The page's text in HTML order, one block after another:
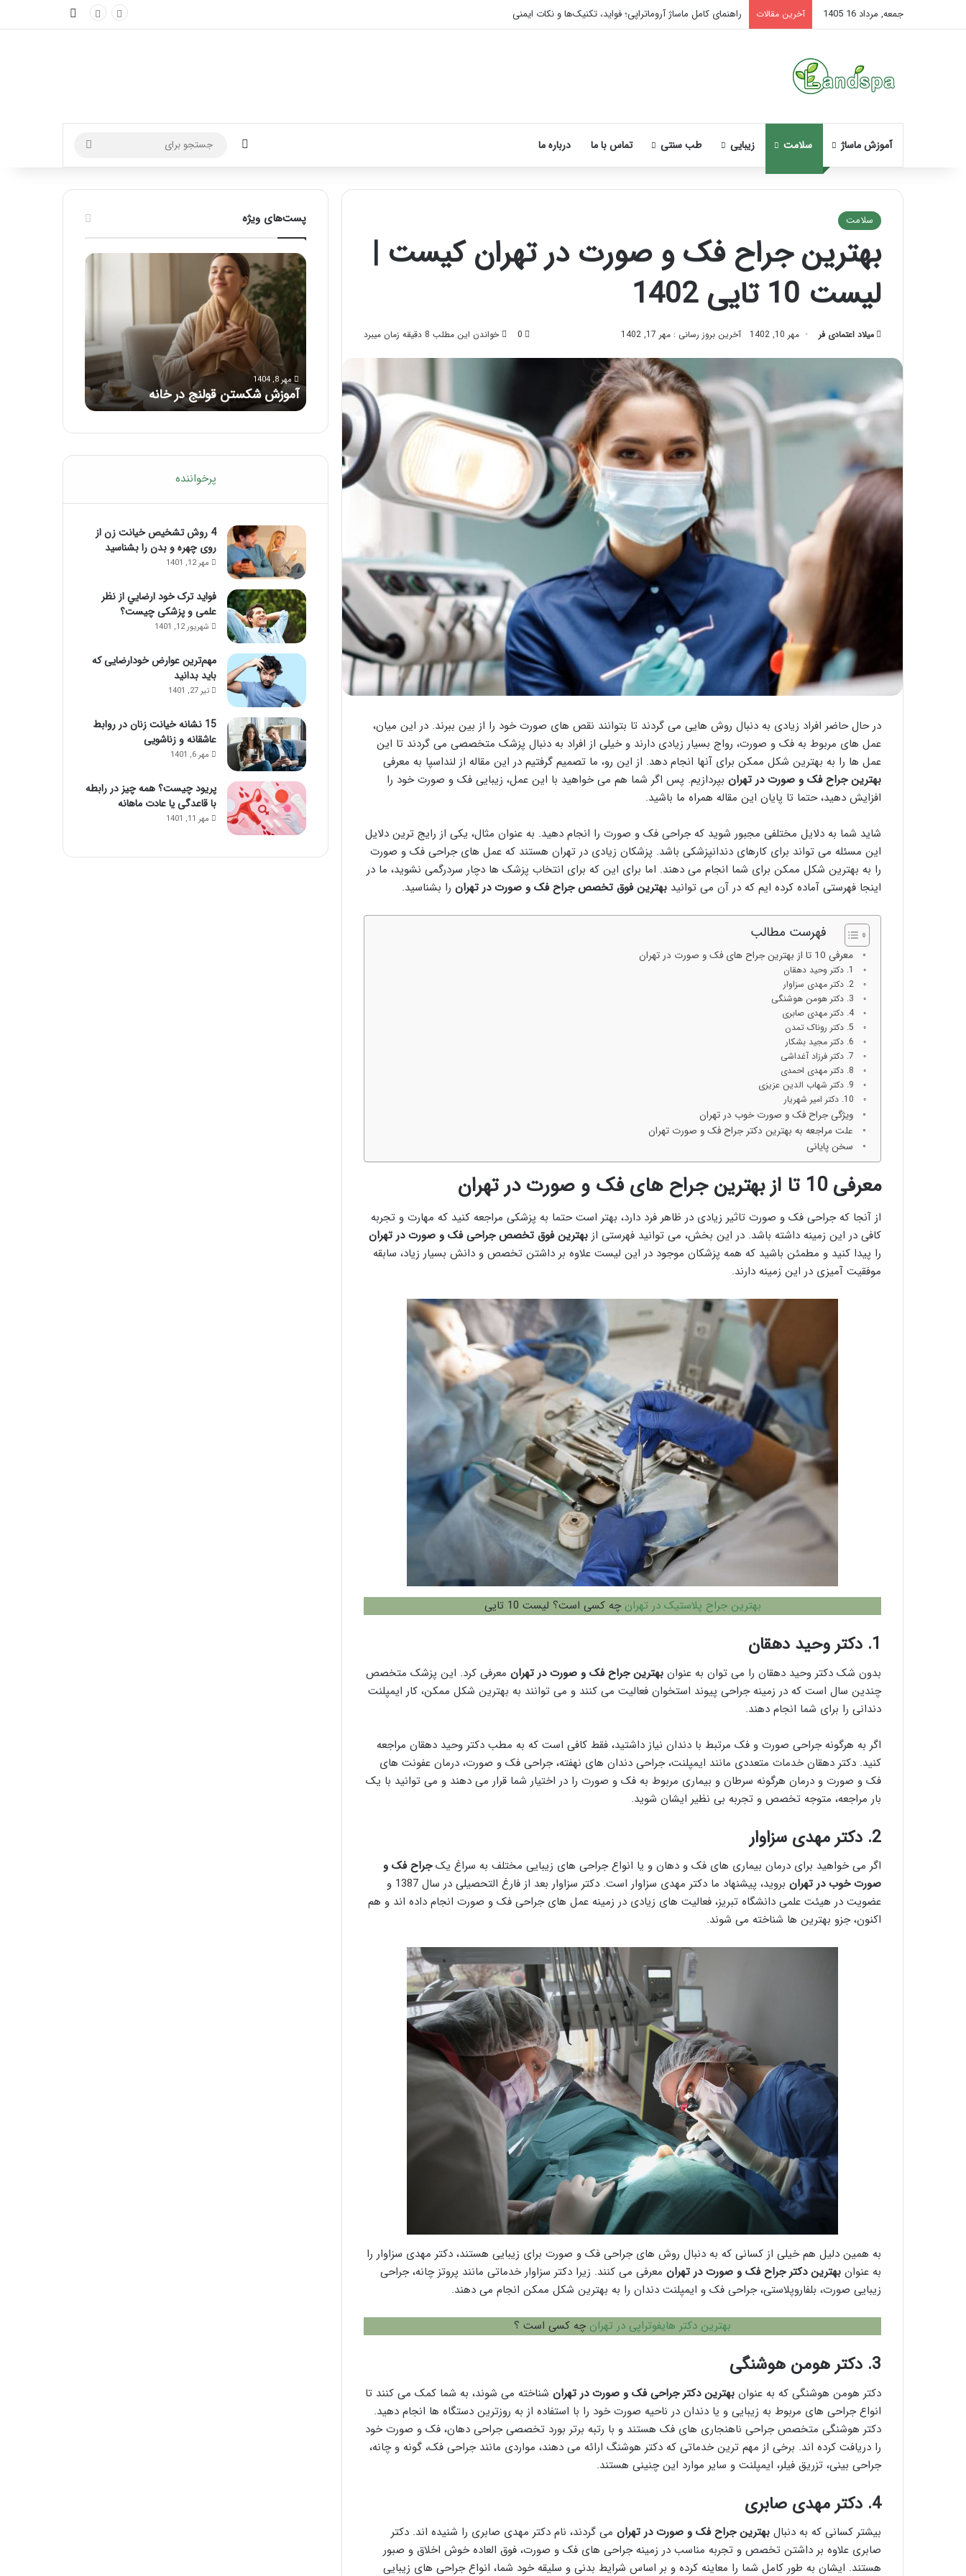
جمعه, مرداد 16 1405 آخرین مقالات راهنمای کامل ماساژ آروماتراپی؛ فواید، تکنیک‌ها و نکات ایمنی
آموزش ماساژ سلامت زیبایی طب سنتی تماس با ما درباره ما تغییر پوسته
برای
سلامت
بهترین جراح فک و صورت در تهران کیست |
لیست 10 تایی 1402
میلاد اعتمادی فر مهر 10, 1402 آخرین بروز رسانی : مهر 17, 1402 0 خواندن این مطلب 8 دقیقه زمان میبرد
در حال حاضر افراد زیادی به دنبال روش هایی می گردند تا بتوانند نقص های صورت خود را از بین ببرند. در این میان،
عمل های مربوط به فک و صورت، رواج بسیار زیادی دارند و خیلی از افراد به دنبال پزشک متخصصی می گردند تا این
عمل ها را به بهترین شکل ممکن برای آنها انجام دهد. از این رو، ما تصمیم گرفتیم در این مقاله از لنداسپا به معرفی
بهترین جراح فک و صورت در تهران بپردازیم. پس اگر شما هم می خواهید با این عمل، زیبایی فک و صورت خود را
افزایش دهید، حتما تا پایان این مقاله همراه ما باشید.
شاید شما به دلایل مختلفی مجبور شوید که جراحی فک و صورت را انجام دهید. به عنوان مثال، یکی از رایج ترین دلایل
این مسئله می تواند برای کارهای دندانپزشکی باشد. پزشکان زیادی در تهران هستند که عمل های جراحی فک و صورت
را به بهترین شکل ممکن برای شما انجام می دهند. اما برای این که برای انتخاب پزشک ها دچار سردرگمی نشوید، ما در
اینجا فهرستی آماده کرده ایم که در آن می توانید بهترین فوق تخصص جراح فک و صورت در تهران را بشناسید.
فهرست مطالب
معرفی 10 تا از بهترین جراح های فک و صورت در تهران
1. دکتر وحید دهقان
2. دکتر مهدی سزاوار
3. دکتر هومن هوشنگی
4. دکتر مهدی صابری
5. دکتر روناک تمدن
6. دکتر مجید بشکار
7. دکتر فرزاد آغداشی
8. دکتر مهدی احمدی
9. دکتر شهاب الدین عزیزی
10. دکتر امیر شهریار
ویژگی جراح فک و صورت خوب در تهران
علت مراجعه به بهترین دکتر جراح فک و صورت تهران
سخن پایانی
معرفی 10 تا از بهترین جراح های فک و صورت در تهران
از آنجا که جراحی فک و صورت تاثیر زیادی در ظاهر فرد دارد، بهتر است حتما به پزشکی مراجعه کنید که مهارت و تجربه
کافی در این زمینه داشته باشد. در این بخش، می توانید فهرستی از بهترین فوق تخصص جراحی فک و صورت در تهران
را پیدا کنید و مطمئن باشید که همه پزشکان موجود در این لیست علاوه بر داشتن تخصص و دانش بسیار زیاد، سابقه
موفقیت آمیزی در این زمینه دارند.
بهترین جراح پلاستیک در تهران چه کسی است؟ لیست 10 تایی
1. دکتر وحید دهقان
بدون شک دکتر وحید دهقان را می توان به عنوان بهترین جراح فک و صورت در تهران معرفی کرد. این پزشک متخصص
چندین سال است که در زمینه جراحی پیوند استخوان فعالیت می کنند و می توانند به بهترین شکل ممکن، کار ایمپلنت
دندانی را برای شما انجام دهند.
اگر به هرگونه جراحی صورت و فک مرتبط با دندان نیاز داشتید، فقط کافی است که به مطب دکتر وحید دهقان مراجعه
کنید. دکتر دهقان خدمات متعددی مانند ایمپلنت، جراحی دندان های نهفته، جراحی فک و صورت، درمان عفونت های
فک و صورت و درمان هرگونه سرطان و بیماری مربوط به فک و صورت را در اختیار شما قرار می دهند و می توانید با یک
بار مراجعه، متوجه تخصص و تجربه بی نظیر ایشان شوید.
2. دکتر مهدی سزاوار
اگر می خواهید برای درمان بیماری های فک و دهان و یا انواع جراحی های زیبایی مختلف به سراغ یکجراح فک و
صورت خوب در تهران
بروید، پیشنهاد ما دکتر مهدی سزاوار است. دکتر سزاوار بعد از فارغ التحصیلی در سال 1387 و
عضویت در هیئت علمی دانشگاه تبریز، فعالیت های زیادی در زمینه عمل های جراحی فک و صورت انجام داده اند و هم
اکنون، جزو بهترین ها شناخته می شوند.
به همین دلیل هم خیلی از کسانی که به دنبال روش های جراحی فک و صورت برای زیبایی هستند، دکتر مهدی سزاوار را
به عنوان بهترین دکتر جراح فک و صورت در تهران معرفی می کنند. زیرا دکتر سزاوار خدماتی مانند پروتز چانه، جراحی
زیبایی صورت، بلفاروپلاستی، جراحی فک و ایمپلنت دندان را به بهترین شکل ممکن انجام می دهند.
بهترین دکتر هایفوتراپی در تهران چه کسی است ؟
3. دکتر هومن هوشنگی
دکتر هومن هوشنگی که به عنوان بهترین دکتر جراحی فک و صورت در تهران شناخته می شوند، به شما کمک می کنند تا
انواع جراحی های مربوط به زیبایی و یا دندان در ناحیه صورت خود را با استفاده از به روزترین دستگاه ها انجام دهید.
دکتر هوشنگی متخصص جراحی ناهنجاری های فک هستند و با رتبه برتر بورد تخصصی جراحی دهان، فک و صورت خود
را دریافت کرده اند. برخی از مهم ترین خدماتی که دکتر هوشنگ ارائه می دهند، مواردی مانند جراحی فک، گونه و چانه،
جراحی بینی، تزریق فیلر، ایمپلنت و سایر موارد این چنینی هستند.
4. دکتر مهدی صابری
بیشتر کسانی که به دنبال بهترین جراح فک و صورت در تهران می گردند، نام دکتر مهدی صابری را شنیده اند. دکتر
صابری علاوه بر داشتن تخصص و تجربه مناسب در زمینه جراحی های فک و صورت، فوق العاده خوش اخلاق و صبور
هستند. ایشان به طور کامل شما را معاینه کرده و بر اساس شرایط بدنی و سلیقه خود شما، انواع جراحی های زیبایی
پست‌های ویژه
نحوه
ماساژ
صورت
بعد
تزریق
و
نبایدهای
آن!
تیر 28, 1404
نحوه ماساژ صورت بعد از تزریق چربی؛
بایدها و نبایدهای آن!
آموزش
شکستن
آموزش شکستن قولنج در خانه
ماساژ
برای
بهبود
تمرکز
ذهنی؛
با
این
حواس‌جمع
شوید!
مرداد 6, 1404
ماساژ برای بهبود تمرکز ذهنی؛ با این
ماساژ حواس‌جمع شوید!
راهنمای
بعد
از
پرخواننده
4 روش تشخیص خیانت زن از
روی چهره و بدن را بشناسید
مهر 12, 1401
فواید ترک خود ارضايي از نظر
علمی و پزشکی چیست؟
شهریور 12, 1401
مهم‌ترین عوارض خودارضایی که
باید بدانید
تیر 27, 1401
15 نشانه خیانت زنان در روابط
عاشقانه و زناشویی
مهر 6, 1401
پریود چیست؟ همه چیز در رابطه
با قاعدگی یا عادت ماهانه
مهر 11, 1401